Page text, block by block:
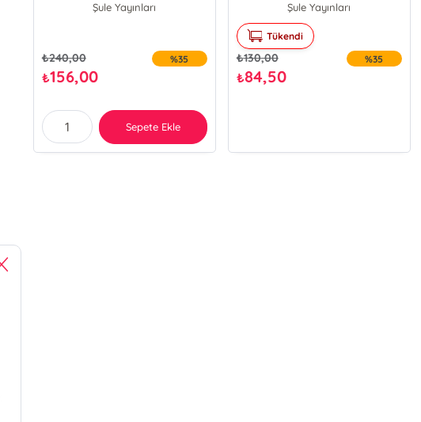
Şule Yayınları
₺240,00
₺156,00
%35
Sepete Ekle
Şule Yayınları
Tükendi
₺130,00
₺84,50
%35